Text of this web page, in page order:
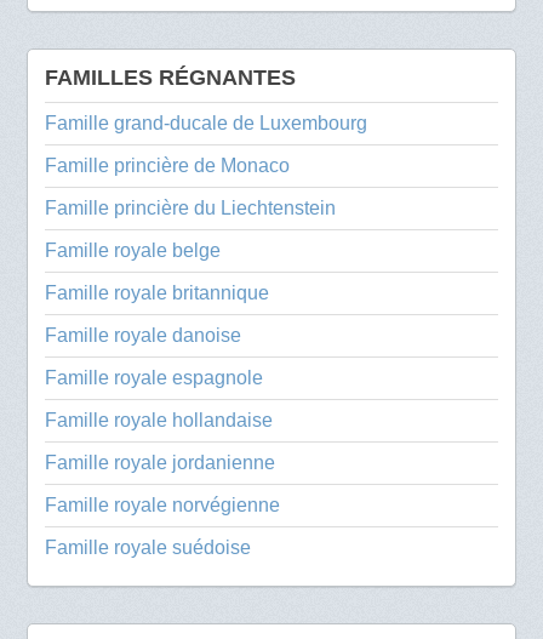
FAMILLES RÉGNANTES
Famille grand-ducale de Luxembourg
Famille princière de Monaco
Famille princière du Liechtenstein
Famille royale belge
Famille royale britannique
Famille royale danoise
Famille royale espagnole
Famille royale hollandaise
Famille royale jordanienne
Famille royale norvégienne
Famille royale suédoise